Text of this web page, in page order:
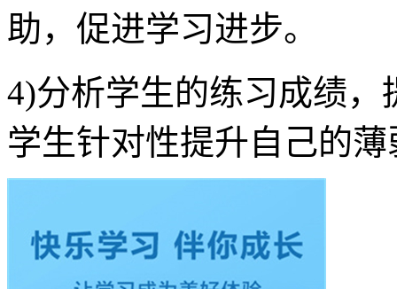
助，促进学习进步。
4)分析学生的练习成绩
学生针对性提升自己的